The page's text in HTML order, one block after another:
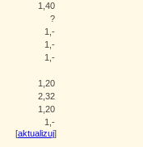
1,40
?
1,-
1,-
1,-
1,20
2,32
1,20
1,-
[aktualizuj]